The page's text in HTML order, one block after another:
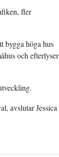
fler
bygga höga hus
och efterlyser
avslutar Jessica